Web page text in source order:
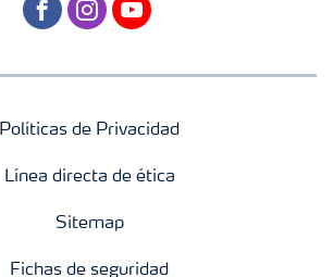
facebookinstagram
youtube
Políticas de Privacidad
Línea directa de ética
Sitemap
Fichas de seguridad